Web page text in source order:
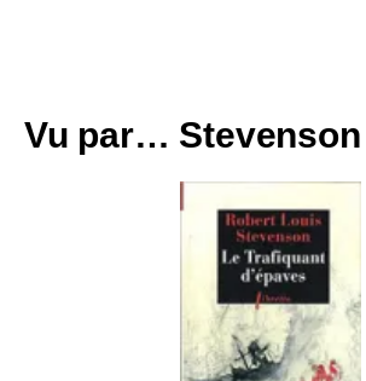
Vu par… Stevenson